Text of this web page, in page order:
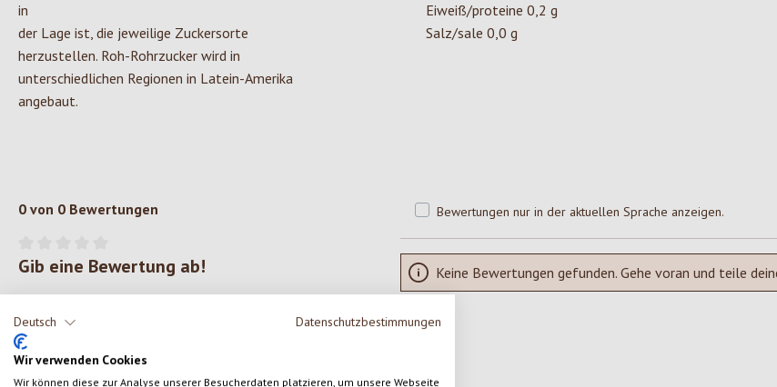
Deutsch Datenschutzbestimmungen
Wir verwenden Cookies
Wir können diese zur Analyse unserer Besucherdaten platzieren, um unsere Webseite
in
der Lage ist, die jeweilige Zuckersorte
herzustellen. Roh-Rohrzucker wird in
unterschiedlichen Regionen in Latein-Amerika
angebaut.
Eiweiß/proteine 0,2 g
Salz/sale 0,0 g
0 von 0 Bewertungen
Durchschnittliche Bewertung von 0 von 5 Sternen
Gib eine Bewertung ab!
Kunden.
SCHREIBE EINE BEWERTUNG
Bewertungen nur in der aktuellen Sprache anzeigen.
Keine Bewertungen gefunden. Gehe voran und teile